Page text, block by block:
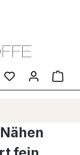
Du hast 0